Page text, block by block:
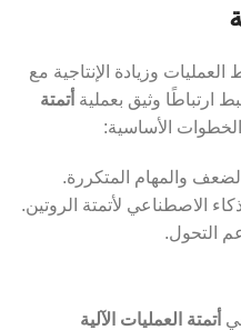
وزيادة الإنتاجية مع
ارتباطًا وثيق بعملية أتمتة
الأساسية:
والمهام المتكررة.
التحول.
أتمتة العمليات الآلية